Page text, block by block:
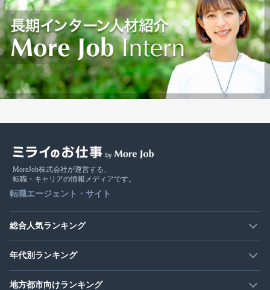
MoreJob株式会社が運営する、
転職・キャリアの情報メディアです。
転職エージェント・サイト
総合人気ランキング
年代別ランキング
地方都市向けランキング